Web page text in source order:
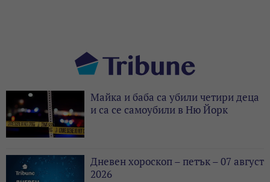
Майка и баба са убили четири деца
и са се самоубили в Ню Йорк
Дневен хороскоп – петък – 07 август
2026